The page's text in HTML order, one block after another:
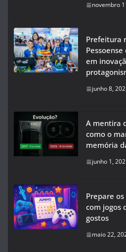
novembro
Prefeitura
em
junho 8,
A mentira
como o
memória
junho 1,
Prepare
com jogos
gostos
maio 22,